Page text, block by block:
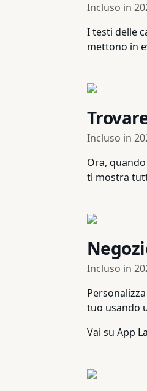
Incluso in
I testi delle
mettono in
Incluso in
Ora,
ti mostra
Incluso in
tuo usando
Vai su App